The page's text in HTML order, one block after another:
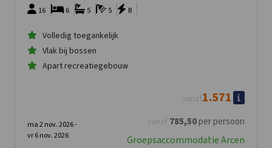
16 5 5 B
6
Volledig toegankelijk
Vlak bij bossen
Apart recreatiegebouw
vanaf 785,50per persoon
vanaf1.571
ma 2 nov. 2026 -
vr 6 nov. 2026
Groepsaccommodatie Arcen